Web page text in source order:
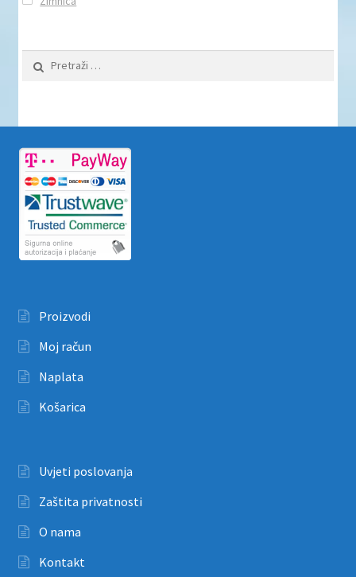
Pretraži:
Proizvodi
Moj račun
Naplata
Košarica
Uvjeti poslovanja
Zaštita privatnosti
O nama
Kontakt